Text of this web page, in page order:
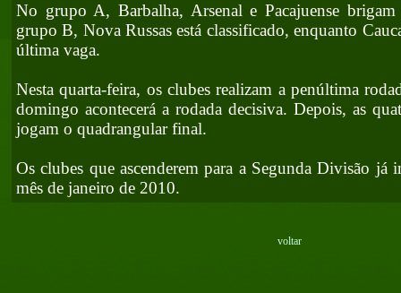
No grupo A, Barbalha, Arsenal e Pacajuense
grupo B, Nova Russas está classificado, enquanto
última vaga.
Nesta quarta-feira, os clubes realizam a penúltima
domingo acontecerá a rodada decisiva. Depois, as
jogam o quadrangular final.
Os clubes que ascenderem para a Segunda Divisão já
mês de janeiro de 2010.
voltar